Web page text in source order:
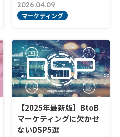
2026.04.09
マーケティング
【2025年最新版】BtoB
マーケティングに欠かせ
ないDSP5選